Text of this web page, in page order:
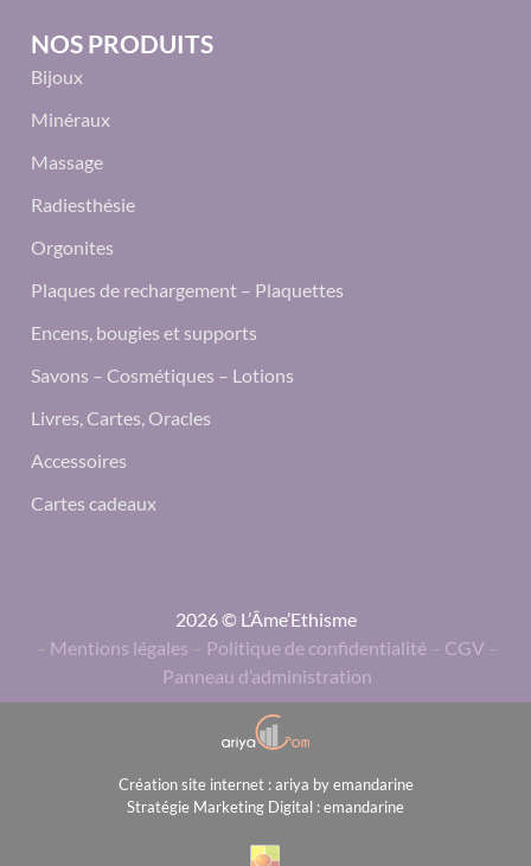
NOS PRODUITS
Bijoux
Minéraux
Massage
Radiesthésie
Orgonites
Plaques de rechargement – Plaquettes
Encens, bougies et supports
Savons – Cosmétiques – Lotions
Livres, Cartes, Oracles
Accessoires
Cartes cadeaux
2026 © L’Âme’Ethisme
– Mentions légales – Politique de confidentialité – CGV –
Panneau d’administration
Création site internet : ariya by emandarine
Stratégie Marketing Digital : emandarine